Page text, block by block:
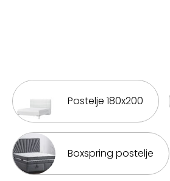
Postelje 180x200
Boxspring postelje